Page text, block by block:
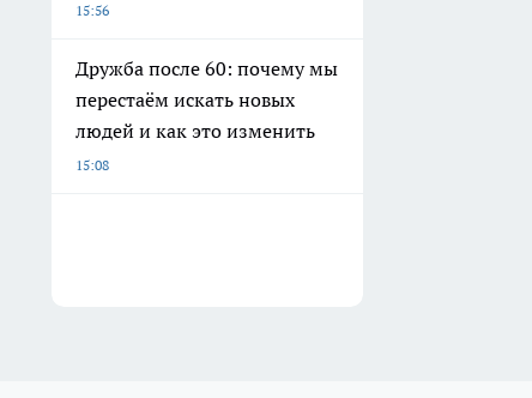
15:56
Дружба после 60: почему мы
перестаём искать новых
людей и как это изменить
15:08